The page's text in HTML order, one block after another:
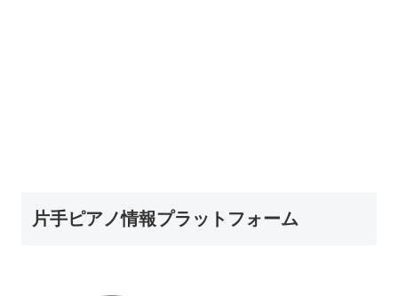
片手ピアノ情報プラットフォーム